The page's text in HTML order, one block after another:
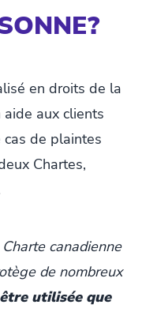
en droits de la
aux clients
cas de plaintes
Chartes,
Charte canadienne
de nombreux
utilisée que